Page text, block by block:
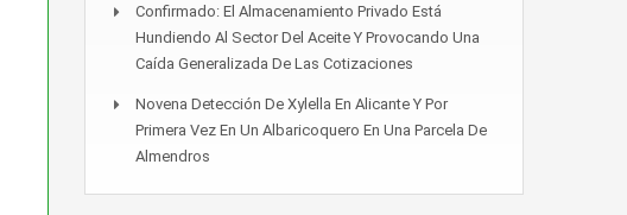
Confirmado: El Almacenamiento Privado Está
Hundiendo Al Sector Del Aceite Y Provocando Una
Caída Generalizada De Las Cotizaciones
Novena Detección De Xylella En Alicante Y Por
Primera Vez En Un Albaricoquero En Una Parcela De
Almendros